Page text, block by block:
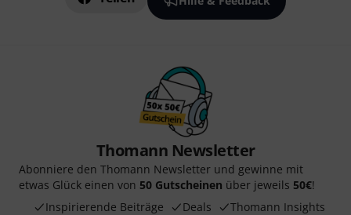
Thomann Newsletter
Abonniere den Thomann Newsletter und gewinne mit
etwas Glück einen von 50 Gutscheinen über jeweils 50€!
Inspirierende Beiträge
Deals Thomann Insights